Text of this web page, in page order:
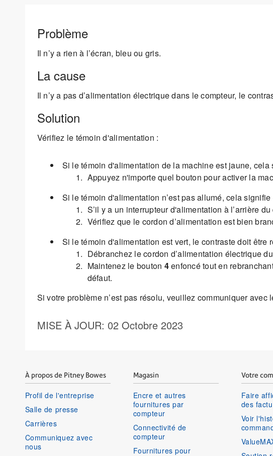
Problème
Il n’y a rien à l’écran, bleu ou gris.
La cause
Il n’y a pas d’alimentation électrique dans le compteur, le
Solution
Vérifiez le témoin d'alimentation :
Si le témoin d'alimentation de la machine est jaune,
Appuyez n'importe quel bouton pour activer la
Si le témoin d'alimentation n’est pas allumé, cela
S’il y a un interrupteur d'alimentation à l’arrière
Vérifiez que le cordon d’alimentation est bien
Si le témoin d'alimentation est vert, le contraste doit être
Débranchez le cordon d’alimentation électrique
Maintenez le bouton 4enfoncé tout en
défaut.
Si votre problème n’est pas résolu, veuillez communiquer
MISE À JOUR: 02 Octobre 2023
À propos de Pitney Bowes
Profil de l'entreprise
Salle de presse
Carrières
Communiquez avec
nous
Magasin
Encre et autres
fournitures par
compteur
Connectivité de
compteur
Fournitures pour
Votre
Faire
des
Voir